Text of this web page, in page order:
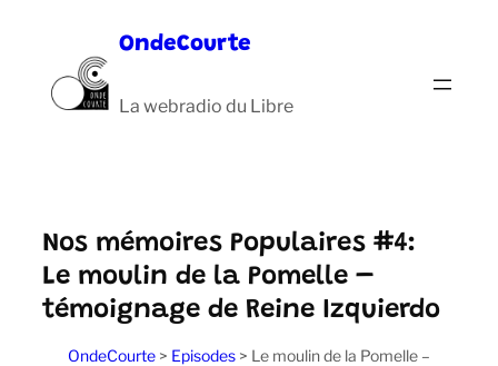
contenu
OndeCourte
La webradio du Libre
Nos mémoires Populaires #4:
Le moulin de la Pomelle –
témoignage de Reine Izquierdo
OndeCourte > Episodes > Le moulin de la Pomelle –